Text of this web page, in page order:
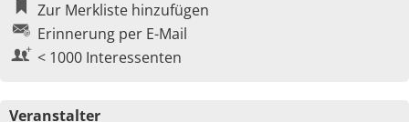
Zur Merkliste hinzufügen
Erinnerung per E-Mail
< 1000 Interessenten
Veranstalter